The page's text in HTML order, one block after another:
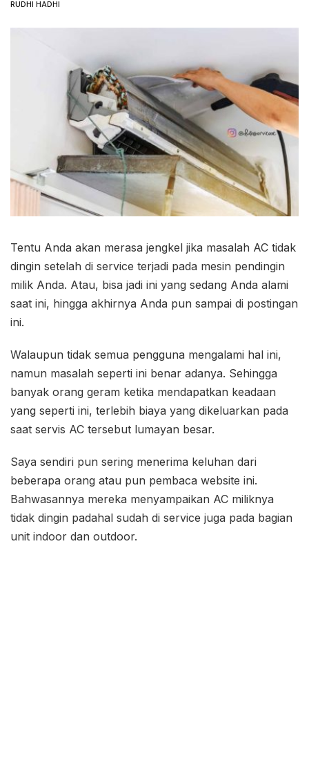
RUDHI HADHI
Tentu Anda akan merasa jengkel jika masalah AC tidak
dingin setelah di service terjadi pada mesin pendingin
milik Anda. Atau, bisa jadi ini yang sedang Anda alami
saat ini, hingga akhirnya Anda pun sampai di postingan
ini.
Walaupun tidak semua pengguna mengalami hal ini,
namun masalah seperti ini benar adanya. Sehingga
banyak orang geram ketika mendapatkan keadaan
yang seperti ini, terlebih biaya yang dikeluarkan pada
saat servis AC tersebut lumayan besar.
Saya sendiri pun sering menerima keluhan dari
beberapa orang atau pun pembaca website ini.
Bahwasannya mereka menyampaikan AC miliknya
tidak dingin padahal sudah di service juga pada bagian
unit indoor dan outdoor.